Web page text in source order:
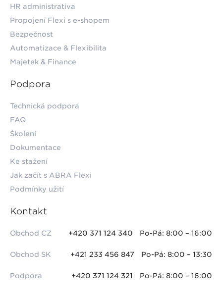
HR administrativa
Propojení Flexi s e-shopem
Bezpečnost
Automatizace & Flexibilita
Majetek & Finance
Podpora
Technická podpora
FAQ
Školení
Dokumentace
Ke stažení
Jak začít s ABRA Flexi
Podmínky užití
Kontakt
Obchod CZ +420 371 124 340 Po-Pá: 8:00 – 16:00
Obchod SK +421 233 456 847 Po-Pá: 8:00 – 13:30
Podpora +420 371 124 321 Po-Pá: 8:00 – 16:00